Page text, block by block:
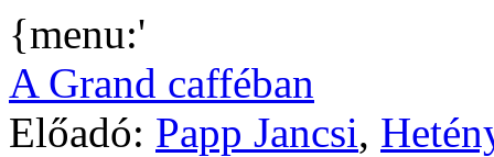
{menu:'
A Grand cafféban
Előadó: Papp Jancsi,